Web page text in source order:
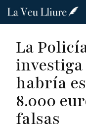
Pasar
principal
La
habría
8.000
falsas